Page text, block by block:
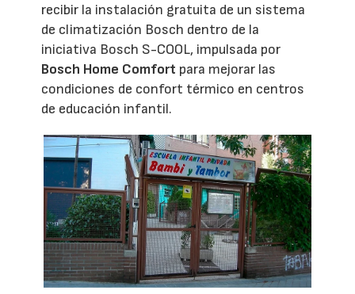
recibir la instalación gratuita de un sistema
de climatización Bosch dentro de la
iniciativa Bosch S-COOL, impulsada por
Bosch Home Comfort para mejorar las
condiciones de confort térmico en centros
de educación infantil.